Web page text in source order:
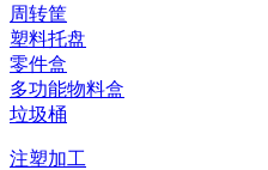
周转筐
塑料托盘
零件盒
多功能物料盒
垃圾桶
注塑加工